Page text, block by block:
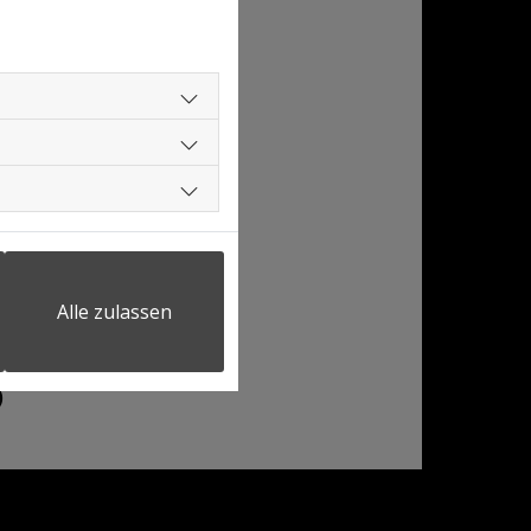
03 77 25
550 63 27
Alle zulassen